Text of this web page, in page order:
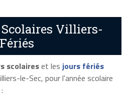
Villiers-
scolaireset les jours fériés
le-Sec, pour l'année scolaire